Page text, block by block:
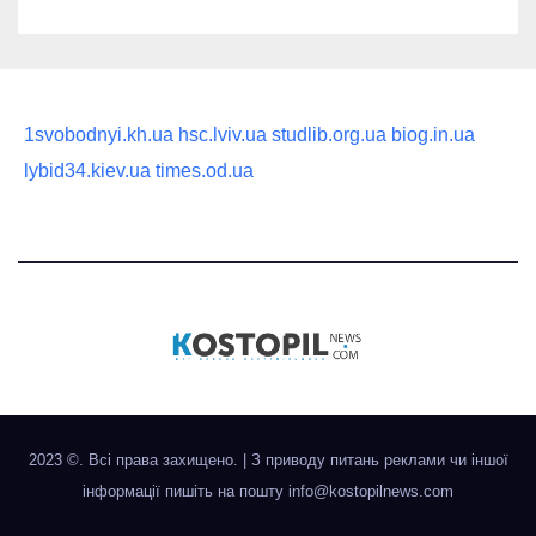
1svobodnyi.kh.ua hsc.lviv.ua studlib.org.ua biog.in.ua
lybid34.kiev.ua times.od.ua
2023 ©. Всі права захищено.
З приводу питань реклами чи іншої
інформації пишіть на пошту info@kostopilnews.com